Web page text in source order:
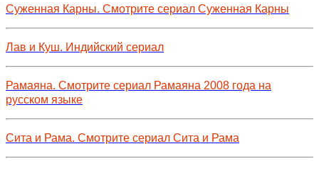
Суженная Карны. Смотрите сериал Суженная Карны
Лав и Куш. Индийский сериал
Рамаяна. Смотрите сериал Рамаяна 2008 года на
русском языке
Сита и Рама. Смотрите сериал Сита и Рама